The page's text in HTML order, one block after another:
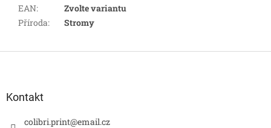
EAN:
Zvolte variantu
Příroda: Stromy
Kontakt
colibri.print@email.cz